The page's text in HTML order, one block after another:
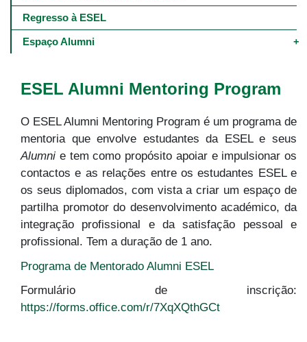
ESEL Alumni Mentoring Program
O ESEL Alumni Mentoring Program é um programa de
mentoria que envolve estudantes da ESEL e seus
Alumni e tem como propósito apoiar e impulsionar os
contactos e as relações entre os estudantes ESEL e
os seus diplomados, com vista a criar um espaço de
partilha promotor do desenvolvimento académico, da
integração profissional e da satisfação pessoal e
profissional. Tem a duração de 1 ano.
Programa de Mentorado Alumni ESEL
Formulário de inscrição:
https://forms.office.com/r/7XqXQthGCt
níveis
Regresso à ESEL
Espaço Alumni